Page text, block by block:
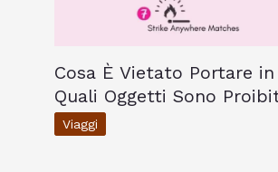
Cosa È Vietato Portare in
Quali Oggetti Sono
Viaggi